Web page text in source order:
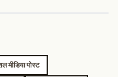
मीडिया पोस्ट